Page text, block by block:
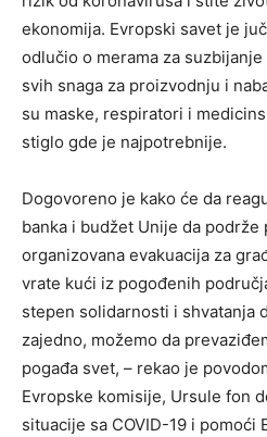
ekonomija. Evropski savet je
odlučio o merama za
svih snaga za proizvodnju i
su maske, respiratori i
stiglo gde je najpotrebnije.
Dogovoreno je kako će da
banka i budžet Unije da podrže
organizovana evakuacija za
vrate kući iz pogođenih
stepen solidarnosti i shvatanja
zajedno, možemo da
pogađa svet, – rekao je
Evropske komisije, Ursule fon
situacije sa COVID-19 i pomoći